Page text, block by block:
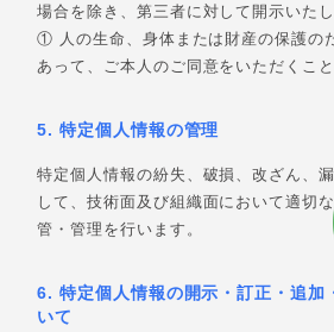
場合を除き、第三者に対して開示いたし
① 人の生命、身体または財産の保護の
あって、ご本人のご同意をいただくこ
5. 特定個人情報の管理
特定個人情報の紛失、破損、改ざん、
して、技術面及び組織面において適切
管・管理を行います。
6. 特定個人情報の開示・訂正・追加
いて